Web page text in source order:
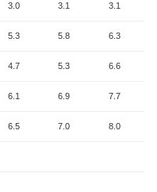
3.0 3.1 3.1
5.3 5.8 6.3
4.7 5.3 6.6
6.1 6.9 7.7
6.5 7.0 8.0